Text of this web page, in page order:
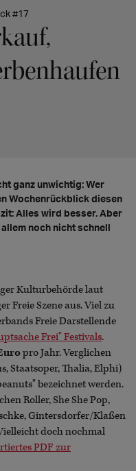
#17
ganz unwichtig: Wer
Wochenrückblick diesen
Alles wird besser. Aber
noch nicht schnell
Kulturbehörde laut
Freie Szene aus. Viel zu
Freie Darstellende
Frei" Festivals.
pro Jahr. Verglichen
Staatsoper, Thalia, Elphi)
bezeichnet werden.
Roller, She She Pop,
Gintersdorfer/Klaßen
doch nochmal
PDF zur